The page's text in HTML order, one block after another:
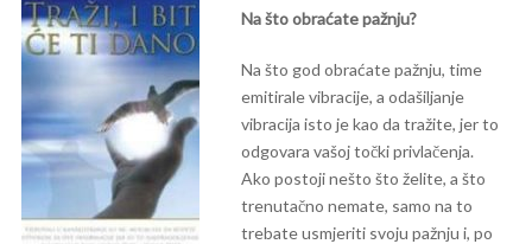
Na što obraćate pažnju?
Na što god obraćate pažnju, time
emitirale vibracije, a odašiljanje
vibracija isto je kao da tražite, jer to
odgovara vašoj točki privlačenja.
Ako postoji nešto što želite, a što
trenutačno nemate, samo na to
trebate usmjeriti svoju pažnju i, po